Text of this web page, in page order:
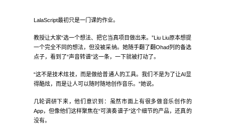
LalaScript最初只是一门课的作业。
教授让大家“选一个想法、把它当真项目做出来。”Liu Liu原本想提
一个完全不同的想法，但没被采纳。她随手翻了翻Ohad列的备选
点子，看到了“声音转谱”这一条，一下就被打动了。
“这不是技术炫技，而是做给普通人的工具。我们不是为了让AI显
得酷炫，而是让人可以随时随地创作音乐。”她说。
几轮调研下来，他们意识到：虽然市面上有很多做音乐创作的
App，但像他们这样聚焦在“可演奏谱子”这个细节的产品，还真的
没有。